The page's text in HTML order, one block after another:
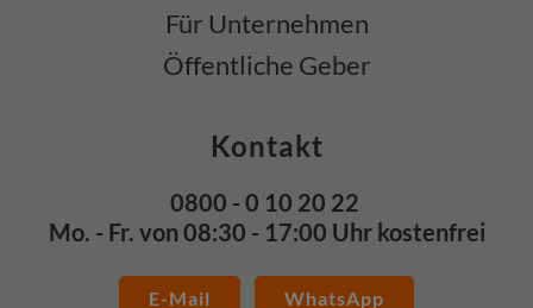
Für Unternehmen
Öffentliche Geber
Kontakt
0800 - 0 10 20 22
Mo. - Fr. von 08:30 - 17:00 Uhr kostenfrei
E-Mail WhatsApp